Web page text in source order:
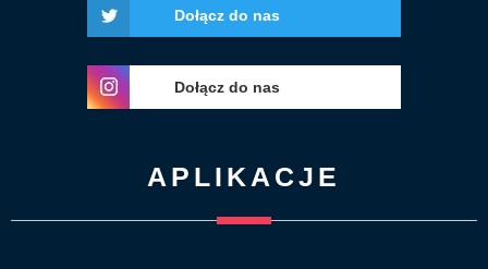
Dołącz do nas
Dołącz do nas
APLIKACJE